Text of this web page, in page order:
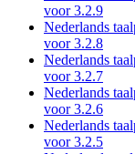
voor 3.2.9
Nederlands
voor 3.2.8
Nederlands
voor 3.2.7
Nederlands
voor 3.2.6
Nederlands
voor 3.2.5